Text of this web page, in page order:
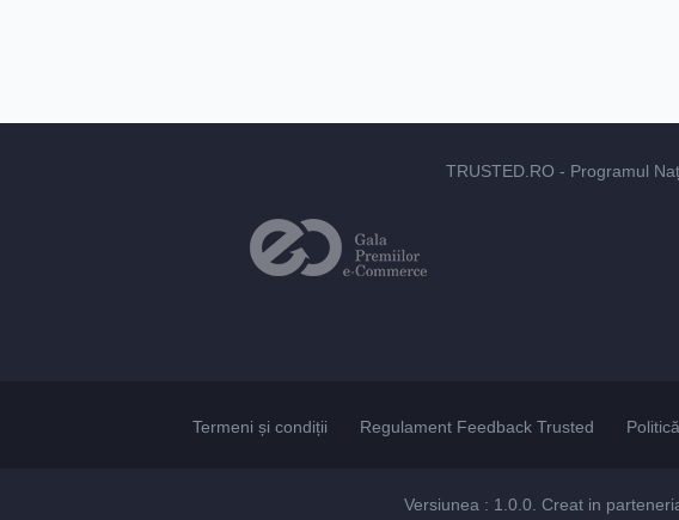
TRUSTED.RO - Programul
Termeni și condiții Regulament Feedback Trusted
Versiunea : 1.0.0. Creat in